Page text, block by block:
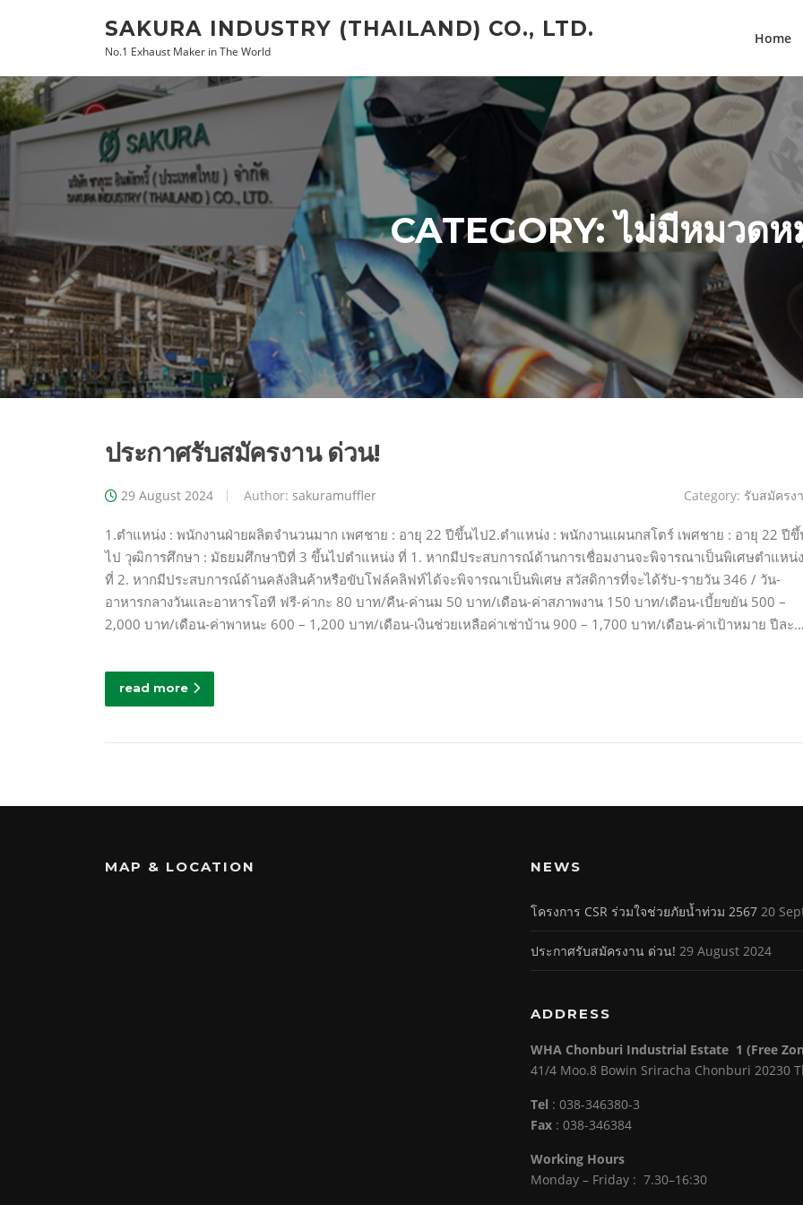
SAKURA INDUSTRY (THAILAND) CO., LTD.
No.1 Exhaust Maker in The World
Home
CATEGORY:ไม่มีหมวดห
ประกาศรับสมัครงาน ด่วน!
29 August 2024 Author: sakuramuffler Category: รับสมัครง
1.ตำแหน่ง : พนักงานฝ่ายผลิตจำนวนมาก เพศชาย : อายุ 22 ปีขึ้นไป2.ตำแหน่ง : พนักงานแผนกสโตร์ เพศชาย : อายุ 22 ปี
ไป วุฒิการศึกษา : มัธยมศึกษาปีที่ 3 ขึ้นไปตำแหน่ง ที่ 1. หากมีประสบการณ์ด้านการเชื่อมงานจะพิจารณาเป็นพิเศษตำแหน่ง
ที่ 2. หากมีประสบการณ์ด้านคลังสินค้าหรือขับโฟล์คลิฟท์ได้จะพิจารณาเป็นพิเศษ สวัสดิการที่จะได้รับ-รายวัน 346 / วัน-
อาหารกลางวันและอาหารโอที ฟรี-ค่ากะ 80 บาท/คืน-ค่านม 50 บาท/เดือน-ค่าสภาพงาน 150 บาท/เดือน-เบี้ยขยัน 500 –
2,000 บาท/เดือน-ค่าพาหนะ 600 – 1,200 บาท/เดือน-เงินช่วยเหลือค่าเช่าบ้าน 900 – 1,700 บาท/เดือน-ค่าเป้าหมาย ปีละ…
read more
MAP & LOCATION NEWS
โครงการ CSR ร่วมใจช่วยภัยน้ำท่วม 2567 20
ประกาศรับสมัครงาน ด่วน! 29 August 2024
ADDRESS
WHA Chonburi Industrial Estate 1 (Free
41/4 Moo.8 Bowin Sriracha Chonburi 20230
Tel : 038-346380-3
Fax : 038-346384
Working Hours
Monday – Friday : 7.30–16:30